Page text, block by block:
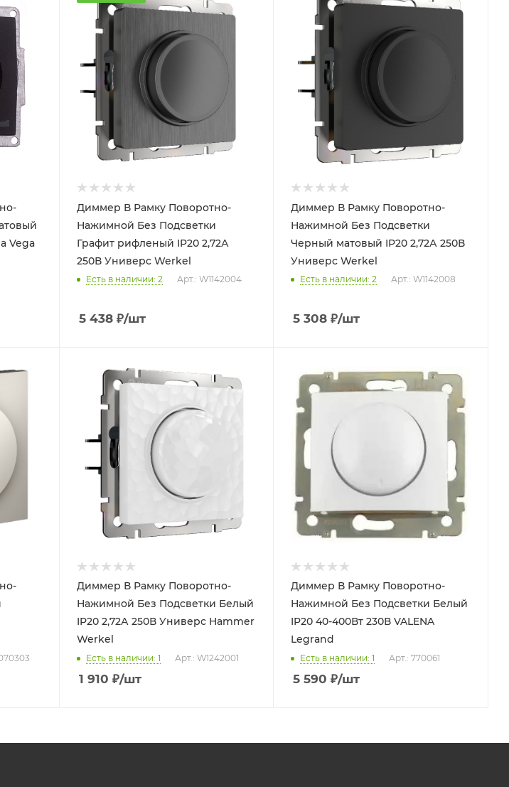
Диммер В Рамку Поворотно-
Нажимной Без Подсветки
Графит рифленый IP20 2,72А
250В Универс Werkel
Есть в наличии: 2 Арт.: W1142004
5 438₽/шт
Диммер В Рамку Поворотно-
Нажимной Без Подсветки
Черный матовый IP20 2,72А 250В
Универс Werkel
Есть в наличии: 2 Арт.: W1142008
5 308 ₽/шт
Диммер В Рамку Поворотно-
Нажимной Без Подсветки Белый
IP20 2,72А 250В Универс Hammer
Werkel
Есть в наличии: 1 Арт.: W1242001
1 910 ₽/шт
Диммер В Рамку Поворотно-
Нажимной Без Подсветки Белый
IP20 40-400Вт 230В VALENA
Legrand
Есть в наличии: 1 Арт.: 770061
5 590 ₽/шт